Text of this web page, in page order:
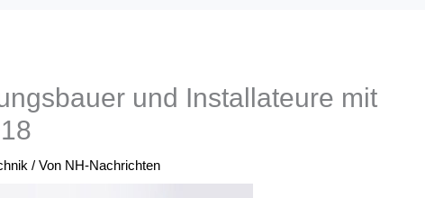
und Installateure mit
/ Von NH-Nachrichten